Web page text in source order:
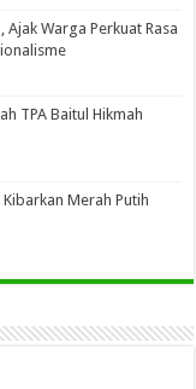
Warga Perkuat Rasa
TPA Baitul Hikmah
Merah Putih